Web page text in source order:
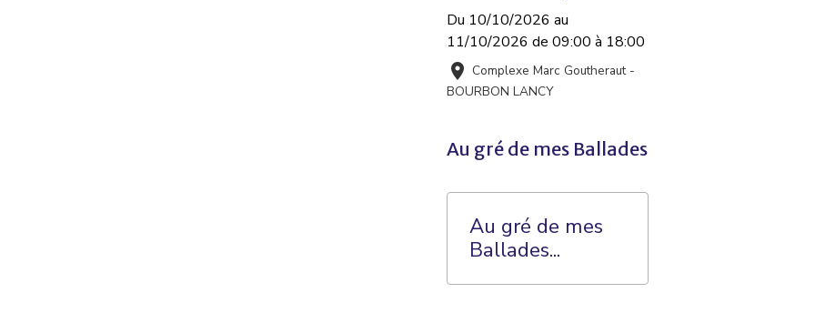
Du 10/10/2026 au
11/10/2026 de 09:00 à 18:00
Complexe Marc Goutheraut -
BOURBON LANCY
Au gré de mes Ballades
Au gré de mes
Ballades...